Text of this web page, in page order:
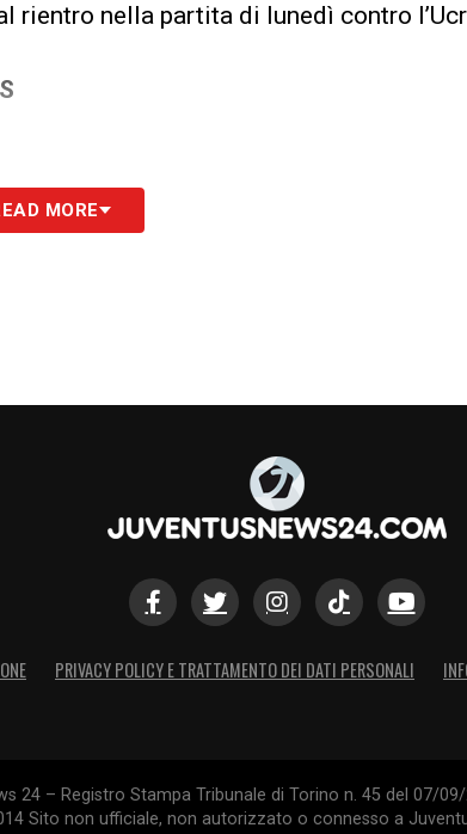
rientro nella partita di lunedì contro
MORE
PRIVACY POLICY E TRATTAMENTO DEI DATI PERSONALI
24 – Registro Stampa Tribunale di Torino n. 45 del 07/
Sito non ufficiale, non autorizzato o connesso a